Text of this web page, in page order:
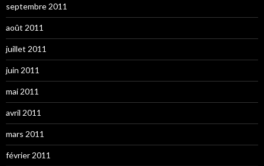
septembre 2011
août 2011
juillet 2011
juin 2011
mai 2011
avril 2011
mars 2011
février 2011